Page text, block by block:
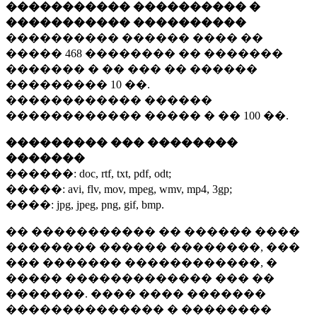
����������� ���������� �
����������� ����������
���������� ������ ���� ��
����� 468 �������� �� �������
������� � �� ��� �� ������
��������� 10 ��.
������������ ������
������������ ����� � �� 100 ��.
��������� ��� ��������
�������
������: doc, rtf, txt, pdf, odt;
�����: avi, flv, mov, mpeg, wmv, mp4, 3gp;
����: jpg, jpeg, png, gif, bmp.
�� ����������� �� ������ ����
�������� ������ ��������, ���
��� ������� ������������, �
����� ������������� ��� ��
�������. ���� ���� �������
�������������� � ��������